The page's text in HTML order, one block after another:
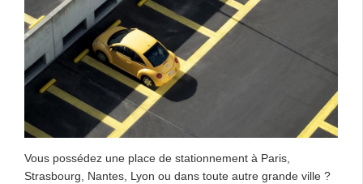
Vous possédez une place de stationnement à Paris,
Strasbourg, Nantes, Lyon ou dans toute autre grande ville ?